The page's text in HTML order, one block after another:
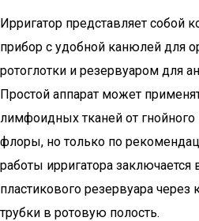
Ирригатор представляет собой
прибор с удобной канюлей для
ротоглотки и резервуаром для
Простой аппарат может
лимфоидных тканей от гнойного
флоры, но только по
работы ирригатора заключается
пластикового резервуара
трубки в ротовую полость.